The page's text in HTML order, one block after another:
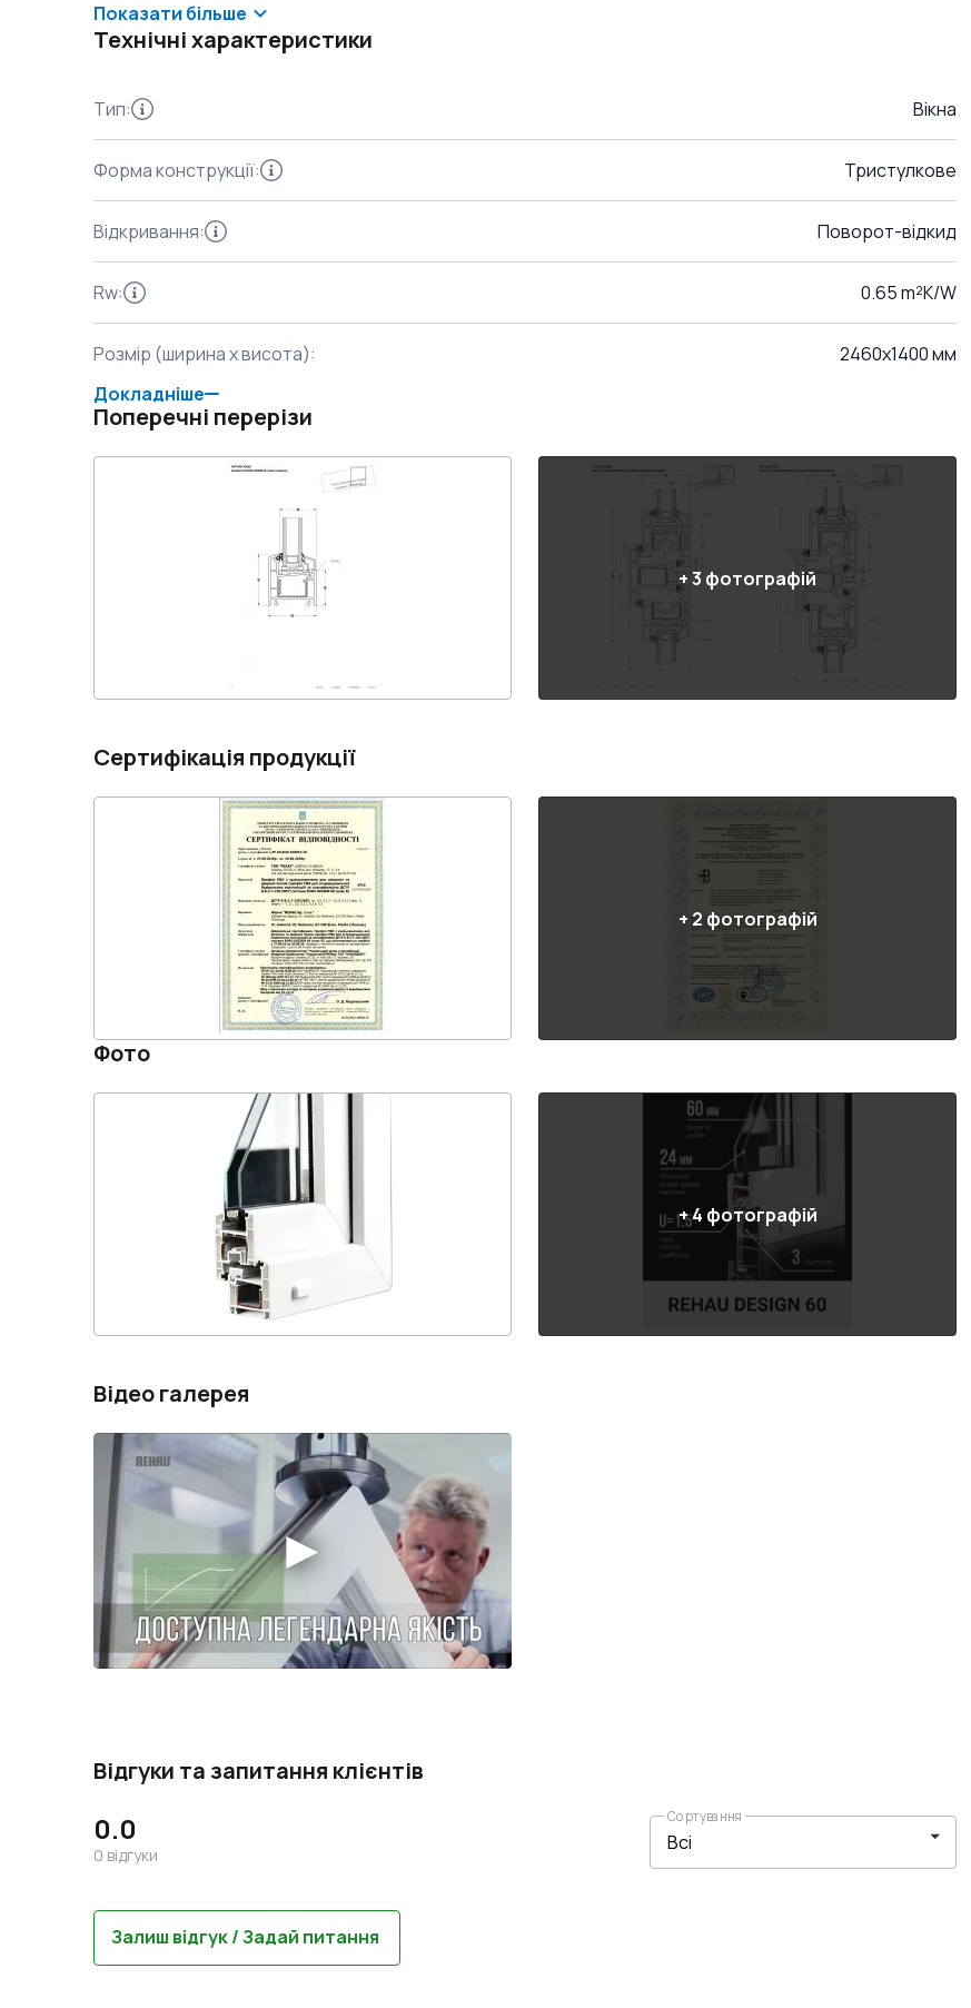
Показати більше
Технічні характеристики
Тип: Вікна
Форма конструкції: Тристулкове
Відкривання: Поворот-відкид
Rw: 0.65 m²K/W
Розмір (ширина x висота):
2460x1400 мм
Докладніше
Поперечні перерізи
+3 фотографій
Сертифікація продукції
+2 фотографій
Фото
+4 фотографій
Відео галерея
Відгуки та запитання клієнтів
0.0
0 відгуки
Сортування
Залиш відгук / Задай питання